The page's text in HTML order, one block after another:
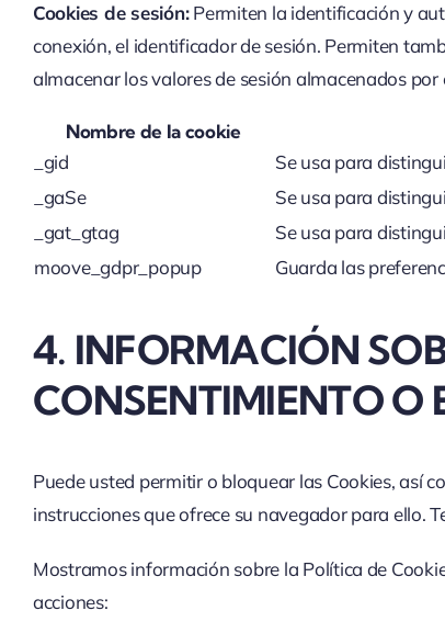
Cookies de sesión:Permiten la identificación y
conexión, el identificador de sesión. Permiten
almacenar los valores de sesión almacenados
Nombre de la cookie
_gid
Se usa para
_gaSe
Se usa para
_gat_gtag
Se usa para
moove_gdpr_popup
Guarda las
4. INFORMACIÓN
CONSENTIMIENTO O
Puede usted permitir o bloquear las Cookies, así
instrucciones que ofrece su navegador para ello.
Mostramos información sobre la Política de
acciones: